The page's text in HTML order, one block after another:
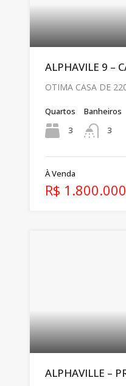
ALPHAVILE 9 –
OTIMA CASA DE
Quartos
3
Banheiros
3
À Venda
R$
ALPHAVILLE –